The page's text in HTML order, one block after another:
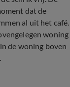
dat de
al uit het café.
woning
de woning boven